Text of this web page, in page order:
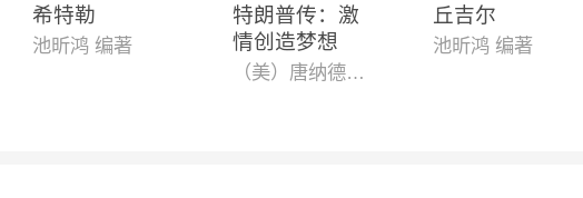
希特勒
池昕鸿 编著
特朗普传：激
情创造梦想
（美）唐纳德·特朗普
丘吉尔
池昕鸿 编著